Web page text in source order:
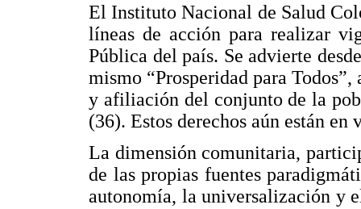
El Instituto Nacional de Salud
líneas de acción para realizar
Pública del país. Se advierte
mismo “Prosperidad para
y afiliación del conjunto de la
(36). Estos derechos aún están
La dimensión comunitaria,
de las propias fuentes
autonomía, la universalización y